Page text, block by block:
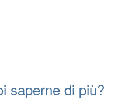
saperne di più?